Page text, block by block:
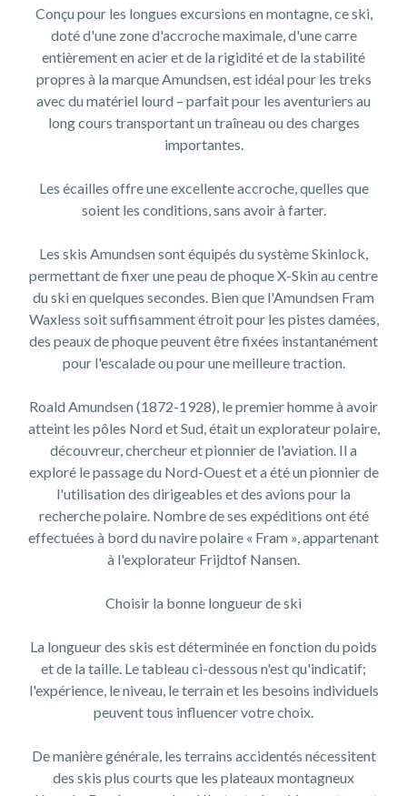
Conçu pour les longues excursions en montagne, ce ski,
doté d'une zone d'accroche maximale, d'une carre
entièrement en acier et de la rigidité et de la stabilité
propres à la marque Amundsen, est idéal pour les treks
avec du matériel lourd – parfait pour les aventuriers au
long cours transportant un traîneau ou des charges
importantes.
Les écailles offre une excellente accroche, quelles que
soient les conditions, sans avoir à farter.
Les skis Amundsen sont équipés du système Skinlock,
permettant de fixer une peau de phoque X-Skin au centre
du ski en quelques secondes. Bien que l'Amundsen Fram
Waxless soit suffisamment étroit pour les pistes damées,
des peaux de phoque peuvent être fixées instantanément
pour l'escalade ou pour une meilleure traction.
Roald Amundsen (1872-1928), le premier homme à avoir
atteint les pôles Nord et Sud, était un explorateur polaire,
découvreur, chercheur et pionnier de l'aviation. Il a
exploré le passage du Nord-Ouest et a été un pionnier de
l'utilisation des dirigeables et des avions pour la
recherche polaire. Nombre de ses expéditions ont été
effectuées à bord du navire polaire « Fram », appartenant
à l'explorateur Frijdtof Nansen.
Choisir la bonne longueur de ski
La longueur des skis est déterminée en fonction du poids
et de la taille. Le tableau ci-dessous n'est qu'indicatif;
l'expérience, le niveau, le terrain et les besoins individuels
peuvent tous influencer votre choix.
De manière générale, les terrains accidentés nécessitent
des skis plus courts que les plateaux montagneux